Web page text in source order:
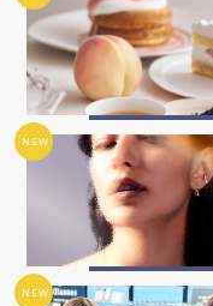
NEW
NEW